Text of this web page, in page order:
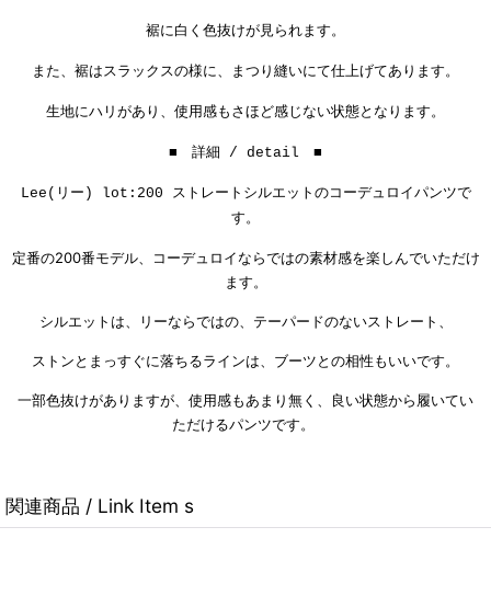
裾に白く色抜けが見られます。
また、裾はスラックスの様に、まつり縫いにて仕上げてあります。
生地にハリがあり、使用感もさほど感じない状態となります。
■ 詳細 / detail ■
Lee(リー) lot:200 ストレートシルエットのコーデュロイパンツで
す。
定番の200番モデル、コーデュロイならではの素材感を楽しんでいただけ
ます。
シルエットは、リーならではの、テーパードのないストレート、
ストンとまっすぐに落ちるラインは、ブーツとの相性もいいです。
一部色抜けがありますが、使用感もあまり無く、良い状態から履いてい
ただけるパンツです。
関連商品 / Link Item s